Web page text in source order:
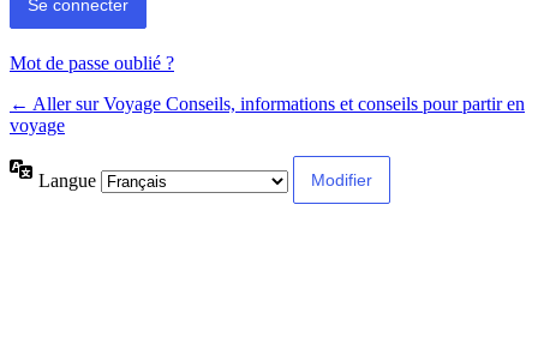
Mot de passe oublié ?
← Aller sur Voyage Conseils, informations et conseils pour partir en
voyage
Langue